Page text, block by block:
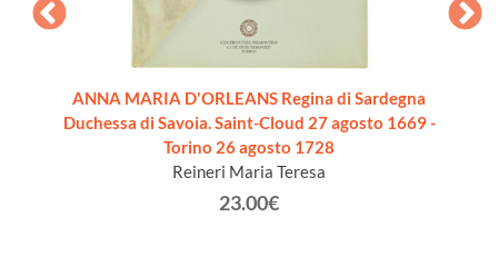
ANNA MARIA D'ORLEANS Regina di Sardegna
Duchessa di Savoia. Saint-Cloud 27 agosto 1669 -
Torino 26 agosto 1728
Reineri Maria Teresa
23.00€